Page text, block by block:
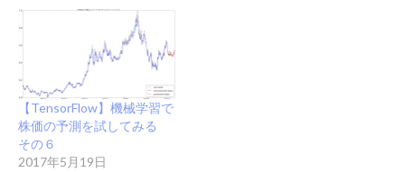
【TensorFlow】機械学習で
株価の予測を試してみる
その６
2017年5月19日